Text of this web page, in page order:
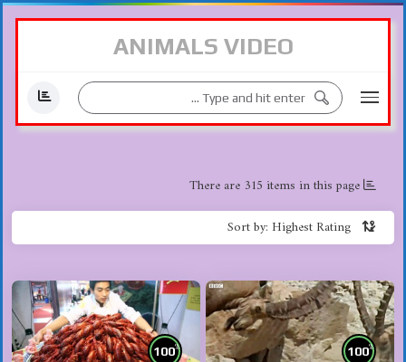
ANIMALS VIDEO
Sort by: Highest Rating
There are 315 items in this page
100%
100%